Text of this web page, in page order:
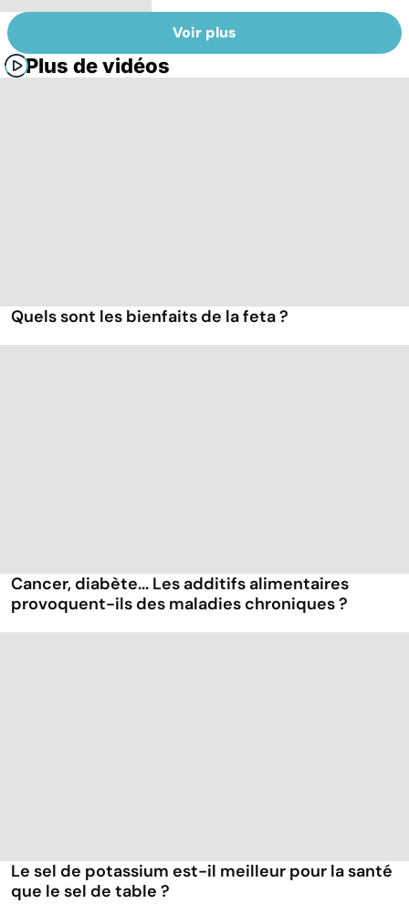
Voir plus
Plus de vidéos
Quels sont les bienfaits de la feta ?
Cancer, diabète... Les additifs alimentaires
provoquent-ils des maladies chroniques ?
Le sel de potassium est-il meilleur pour la santé
que le sel de table ?